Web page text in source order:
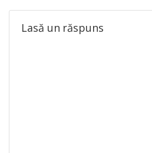
Lasă un răspuns